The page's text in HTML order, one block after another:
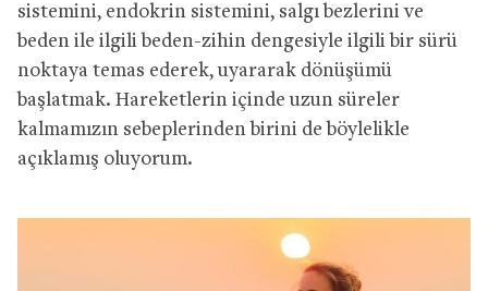
sistemini, endokrin sistemini, salgı bezlerini ve
beden ile ilgili beden-zihin dengesiyle ilgili bir sürü
noktaya temas ederek, uyararak dönüşümü
başlatmak. Hareketlerin içinde uzun süreler
kalmamızın sebeplerinden birini de böylelikle
açıklamış oluyorum.